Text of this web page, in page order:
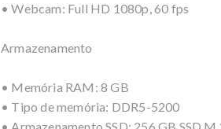
• Webcam: Full HD 1080p, 60 fps
Armazenamento
• Memória RAM: 8 GB
• Tipo de memória: DDR5-5200